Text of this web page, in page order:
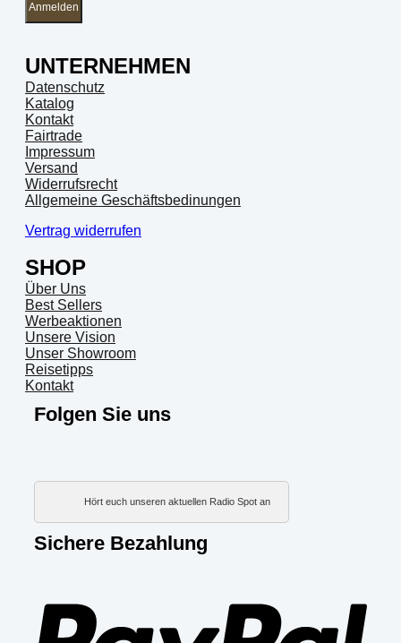
Anmelden
UNTERNEHMEN
Datenschutz
Katalog
Kontakt
Fairtrade
Impressum
Versand
Widerrufsrecht
Allgemeine Geschäftsbedinungen
Vertrag widerrufen
SHOP
Über Uns
Best Sellers
Werbeaktionen
Unsere Vision
Unser Showroom
Reisetipps
Kontakt
Folgen Sie uns
Hört euch unseren aktuellen Radio Spot an
Sichere Bezahlung